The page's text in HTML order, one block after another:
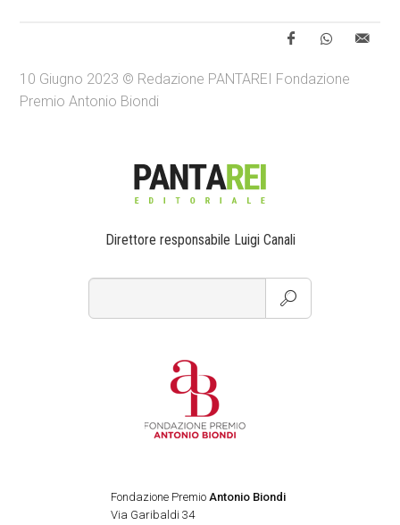
10 Giugno 2023 © Redazione PANTAREI Fondazione
Premio Antonio Biondi
Direttore responsabile Luigi Canali
Fondazione PremioAntonio Biondi
Via Garibaldi 34